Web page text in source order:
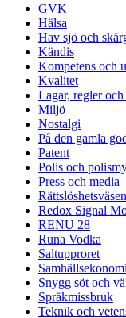
GVK
Hälsa
Hav sjö och
Kändis
Kompetens och
Kvalitet
Lagar, regler
Miljö
Nostalgi
På den gamla
Patent
Polis och
Press och media
Redox Signal
RENU 28
Runa Vodka
Saltupproret
Samhällsekonomi
Snygg söt och
Språkmissbruk
Teknik och